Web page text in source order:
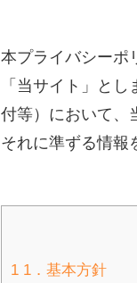
本プライバシーポ
「当サイト」と
付等）において、
それに準ずる情報
1 1．基本方針